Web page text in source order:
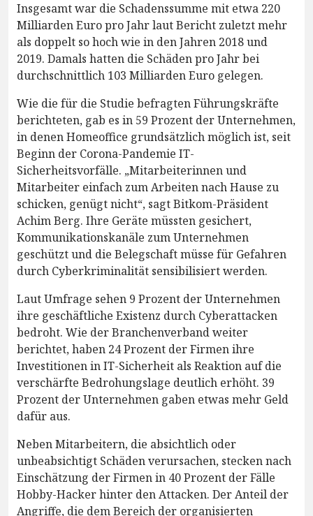
Insgesamt war die Schadenssumme mit etwa 220
Milliarden Euro pro Jahr laut Bericht zuletzt mehr
als doppelt so hoch wie in den Jahren 2018 und
2019. Damals hatten die Schäden pro Jahr bei
durchschnittlich 103 Milliarden Euro gelegen.
Wie die für die Studie befragten Führungskräfte
berichteten, gab es in 59 Prozent der Unternehmen,
in denen Homeoffice grundsätzlich möglich ist, seit
Beginn der Corona-Pandemie IT-
Sicherheitsvorfälle. „Mitarbeiterinnen und
Mitarbeiter einfach zum Arbeiten nach Hause zu
schicken, genügt nicht“, sagt Bitkom-Präsident
Achim Berg. Ihre Geräte müssten gesichert,
Kommunikationskanäle zum Unternehmen
geschützt und die Belegschaft müsse für Gefahren
durch Cyberkriminalität sensibilisiert werden.
Laut Umfrage sehen 9 Prozent der Unternehmen
ihre geschäftliche Existenz durch Cyberattacken
bedroht. Wie der Branchenverband weiter
berichtet, haben 24 Prozent der Firmen ihre
Investitionen in IT-Sicherheit als Reaktion auf die
verschärfte Bedrohungslage deutlich erhöht. 39
Prozent der Unternehmen gaben etwas mehr Geld
dafür aus.
Neben Mitarbeitern, die absichtlich oder
unbeabsichtigt Schäden verursachen, stecken nach
Einschätzung der Firmen in 40 Prozent der Fälle
Hobby-Hacker hinter den Attacken. Der Anteil der
Angriffe, die dem Bereich der organisierten